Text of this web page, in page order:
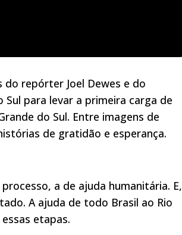
também encontrar histórias de
repórter Joel Dewes e do
para levar a primeira carga de
do Sul. Entre imagens de
de gratidão e esperança.
a de ajuda humanitária. E,
A ajuda de todo Brasil ao Rio
etapas.